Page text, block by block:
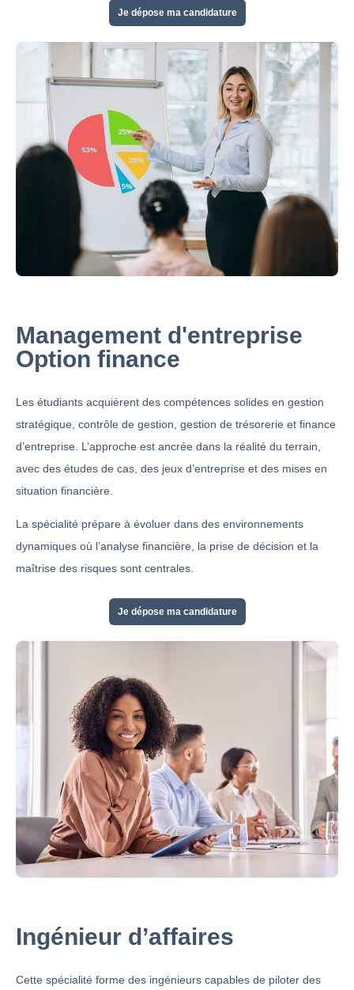
Je dépose ma candidature
Management d'entreprise
Option finance
Les étudiants acquièrent des compétences solides en gestion
stratégique, contrôle de gestion, gestion de trésorerie et finance
d’entreprise. L’approche est ancrée dans la réalité du terrain,
avec des études de cas, des jeux d’entreprise et des mises en
situation financière.
La spécialité prépare à évoluer dans des environnements
dynamiques où l’analyse financière, la prise de décision et la
maîtrise des risques sont centrales.
Je dépose ma candidature
Ingénieur d’affaires
Cette spécialité forme des ingénieurs capables de piloter des